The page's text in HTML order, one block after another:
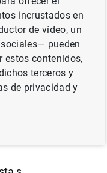
de la zona
primer
)
incrustados en
de vídeo, un
pueden
estos contenidos,
terceros y
de privacidad y